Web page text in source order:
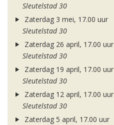
Sleutelstad 30
Zaterdag 3 mei, 17.00 uur
Sleutelstad 30
Zaterdag 26 april, 17.00 uur
Sleutelstad 30
Zaterdag 19 april, 17.00 uur
Sleutelstad 30
Zaterdag 12 april, 17.00 uur
Sleutelstad 30
Zaterdag 5 april, 17.00 uur